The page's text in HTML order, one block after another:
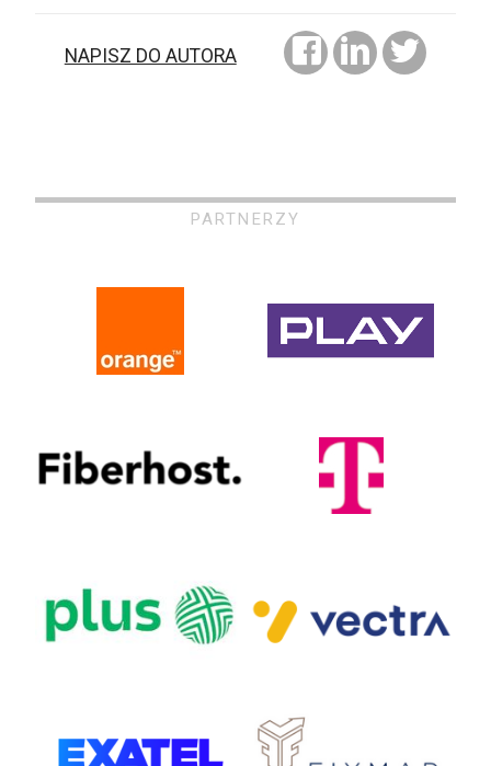
NAPISZ DO AUTORA
PARTNERZY